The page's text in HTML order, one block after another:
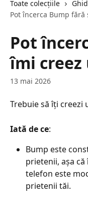
Toate colecțiile
Pot încerca Bump
Pot
îmi creez
13 mai 2026
Trebuie să îți creezi
Iată de ce:
Bump este
prietenii, așa
telefon este
prietenii tăi.